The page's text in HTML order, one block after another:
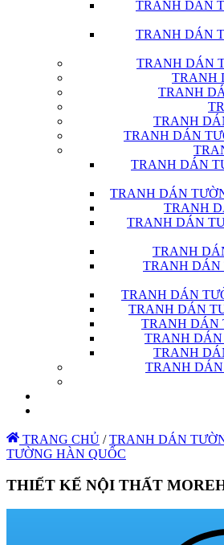
TRANH DÁN
TRANH DÁN
TRANH DÁN
TRANH
TRANH
TRANH
TRANH DÁN
TRANH DÁN
TRANH DÁN
TRANH
TRANH DÁN
TRANH
TRANH DÁN
TRANH DÁN
TRANH DÁN
TRANH DÁN
TRANH
TRANH
TRANH
TRANG CHỦ / TRANH DÁN
TƯỜNG HÀN QUỐC
THIẾT KẾ NỘI THẤT